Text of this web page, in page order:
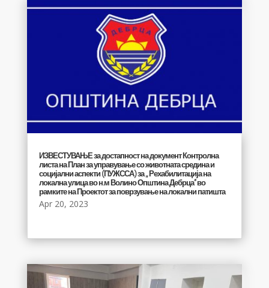
ИЗВЕСТУВАЊЕ за достапност на документ Контролна
листа на План за управување со животната средина и
социјални аспекти (ПУЖССА) за ,, Рехабилитација на
локална улица во н.м Волино Општина Дебрца” во
рамките на Проектот за поврзување на локални патишта
Apr 20, 2023